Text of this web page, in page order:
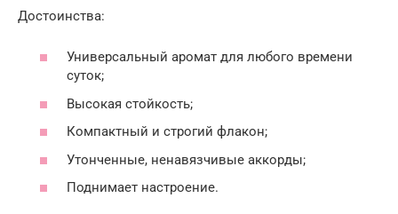
Достоинства:
Универсальный аромат для любого времени
суток;
Высокая стойкость;
Компактный и строгий флакон;
Утонченные, ненавязчивые аккорды;
Поднимает настроение.